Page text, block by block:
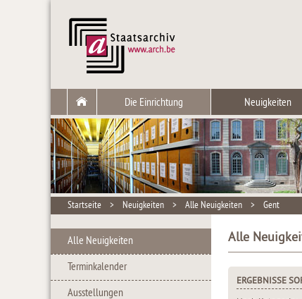
Die Einrichtung Neuigkeiten
Startseite > Neuigkeiten > Alle Neuigkeiten > Gent
Alle Neuigkeiten
Terminkalender
Ausstellungen
Alle
ERGEBNISSE